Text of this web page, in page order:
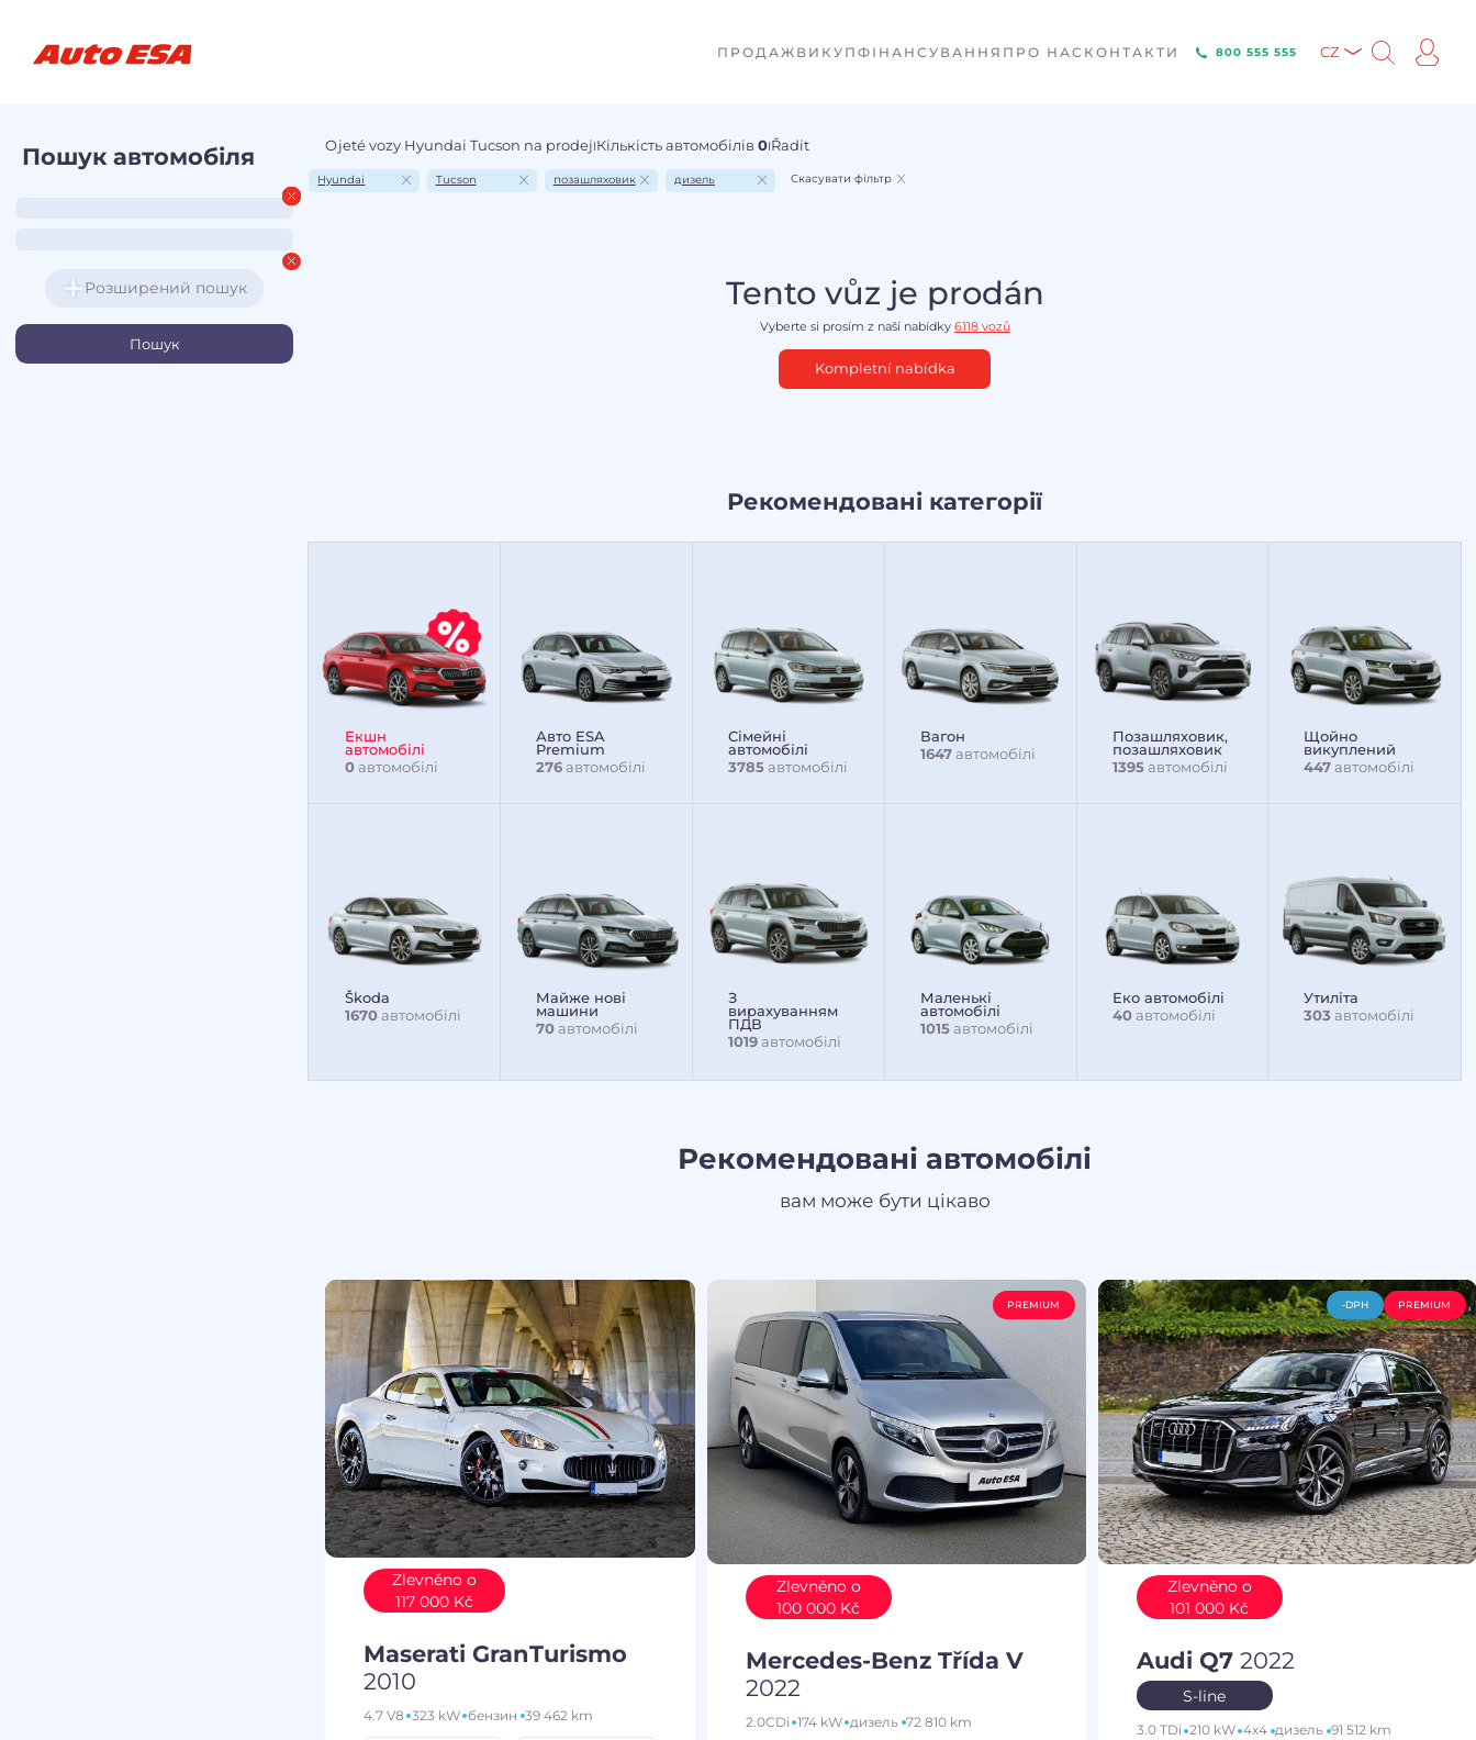
ПРОДАЖ ВИКУП ФІНАНСУВАННЯ ПРО НАС КОНТАКТИ 800 555 555 CZ
Пошук автомобіля
Розширений пошук
Ojeté vozy Hyundai Tucson na prodejIКількість автомобілів 0IŘadit
Hyundai Tucson позашляховик дизель Скасувати фільтр
Tento vůz je prodán
Vyberte si prosím z naší nabídky 6118 vozů
Kompletní nabídka
Рекомендовані категорії
Екшн
автомобілі
0автомобілі
Авто ESA
Premium
276 автомобілі
Сімейні
автомобілі
3785 автомобілі
Вагон
1647автомобілі
Позашляховик,
позашляховик
1395автомобілі
Щойно
викуплений
447 автомобілі
Škoda
1670автомобілі
Майже нові
машини
70 автомобілі
З
вирахуванням
ПДВ
1019 автомобілі
Маленькі
автомобілі
1015автомобілі
Еко автомобілі
40автомобілі
Утиліта
303 автомобілі
Рекомендовані автомобілі
вам може бути цікаво
Zlevněno o
117 000 Kč
Maserati GranTurismo
2010
4.7 V8 323 kW бензин 39 462 km
PREMIUM
Zlevněno o
100 000 Kč
Mercedes-Benz Třída V
2022
2.0CDi 174 kW дизель 72 810 km
-DPH PREMIUM
Zlevněno o
101 000 Kč
Audi Q7 2022
S-line
3.0 TDi 210 kW 4x4 дизель 91 512 km